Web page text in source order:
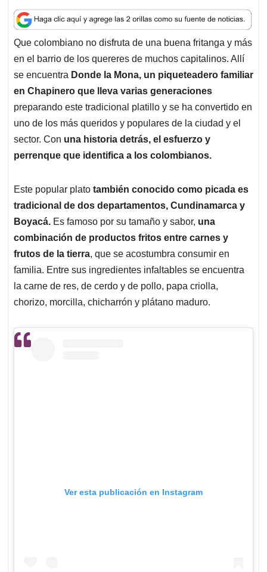
a
t
s
A
p
p
c
e
b
o
o
k
n
k
e
d
I
n
a
i
l
r
e
a
d
s
Que colombiano no disfruta de una buena fritanga y más
en el barrio de los quereres de muchos capitalinos. Allí
se encuentra Donde la Mona, un piqueteadero familiar
en Chapinero que lleva varias generaciones
preparando este tradicional platillo y se ha convertido en
uno de los más queridos y populares de la ciudad y el
sector. Con una historia detrás, el esfuerzo y
perrenque que identifica a los colombianos.
Este popular plato también conocido como picada es
tradicional de dos departamentos, Cundinamarca y
Boyacá. Es famoso por su tamaño y sabor, una
combinación de productos fritos entre carnes y
frutos de la tierra, que se acostumbra consumir en
familia. Entre sus ingredientes infaltables se encuentra
la carne de res, de cerdo y de pollo, papa criolla,
chorizo, morcilla, chicharrón y plátano maduro.
Ver esta publicación en Instagram